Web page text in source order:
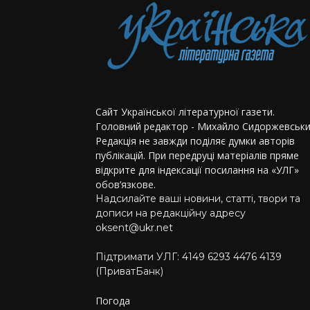
Сайт Української літературної газети.
Головний редактор - Михайло
Редакція не завжди поділяє думки авторів
публікацій. При передруці матеріалів пряме
відкрите для індексації посилання на «УЛГ»
обов’язкове.
Надсилайте ваші новини, статті, твори та
дописи на редакційну адресу
oksent@ukr.net
Підтримати УЛГ: 4149 6293 4476 4139
(ПриватБанк)
Погода